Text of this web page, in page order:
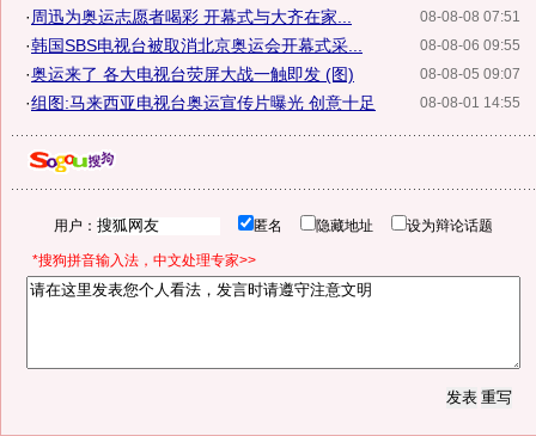
08-08-08 07:51
· 周迅为奥运志愿者喝彩 开幕式与大齐在家...
08-08-06 09:55
·韩国SBS电视台被取消北京奥运会开幕式采...
08-08-05 09:07
·奥运来了 各大电视台荧屏大战一触即发 (图)
08-08-01 14:55
·组图:马来西亚电视台奥运宣传片曝光 创意十足
用户： 匿名 隐藏地址 设为辩论话题
*搜狗拼音输入法，中文处理专家>>